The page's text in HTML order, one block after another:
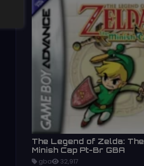
The Legend of Zelda: The
Minish Cap Pt-Br GBA
gba 32,917